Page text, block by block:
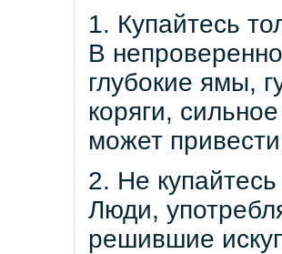
1. Купайтесь
В
глубокие ямы,
коряги,
может
2. Не
Люди,
решившие